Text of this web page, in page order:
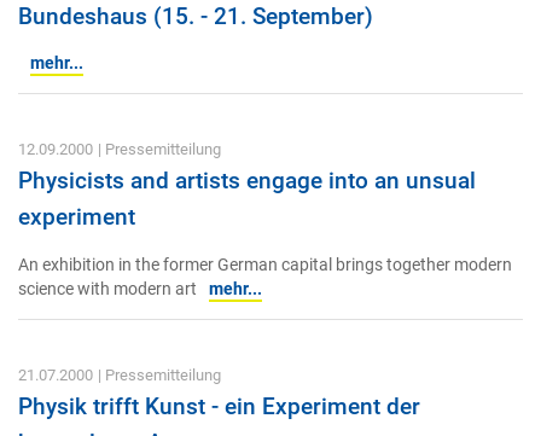
Bundeshaus (15. - 21. September)
mehr...
12.09.2000 | Pressemitteilung
Physicists and artists engage into an unsual
experiment
An exhibition in the former German capital brings together modern
science with modern art
mehr...
21.07.2000 | Pressemitteilung
Physik trifft Kunst - ein Experiment der